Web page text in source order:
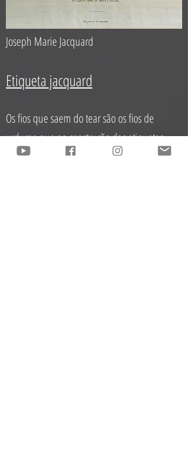
Joseph Marie Jacquard
Etiqueta jacquard
Os fios que saem do tear são os fios de
urdume que na construção das etiquetas,
sempre serão nas cores branco ou preto.